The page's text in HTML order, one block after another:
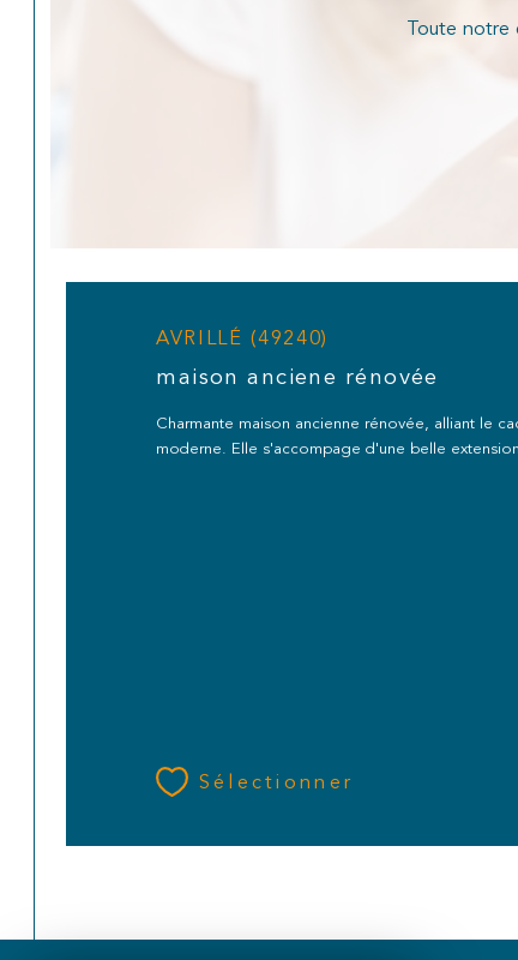
Toute
AVRILLÉ (49240)
maison anciene rénovée
Charmante maison ancienne rénovée, alliant le
moderne. Elle s'accompage d'une belle
Sélectionner